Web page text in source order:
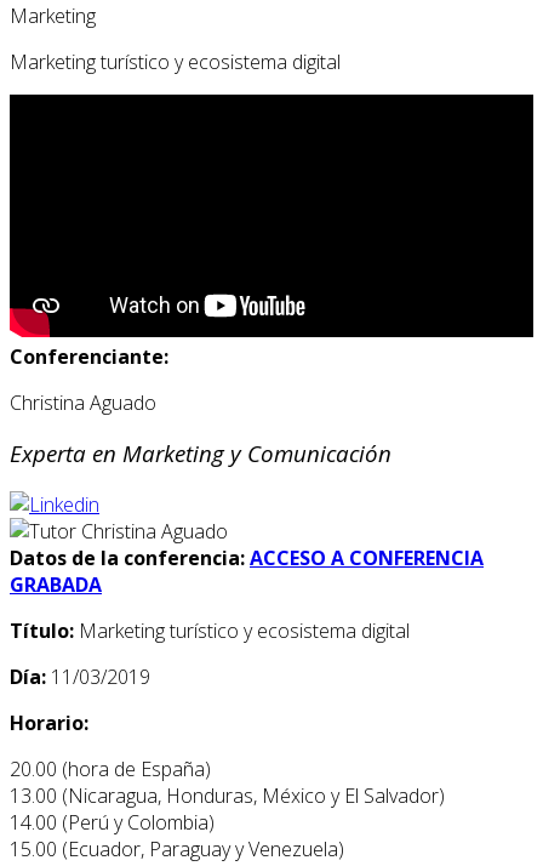
Marketing
Marketing turístico y ecosistema digital
Conferenciante:
Christina Aguado
Experta en Marketing y Comunicación
Datos de la conferencia:ACCESO A CONFERENCIA
GRABADA
Título: Marketing turístico y ecosistema digital
Día: 11/03/2019
Horario:
20.00 (hora de España)
13.00 (Nicaragua, Honduras, México y El Salvador)
14.00 (Perú y Colombia)
15.00 (Ecuador, Paraguay y Venezuela)